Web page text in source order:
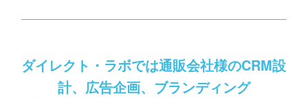
ダイレクト・ラボでは通販会社様のCRM設
計、広告企画、ブランディング